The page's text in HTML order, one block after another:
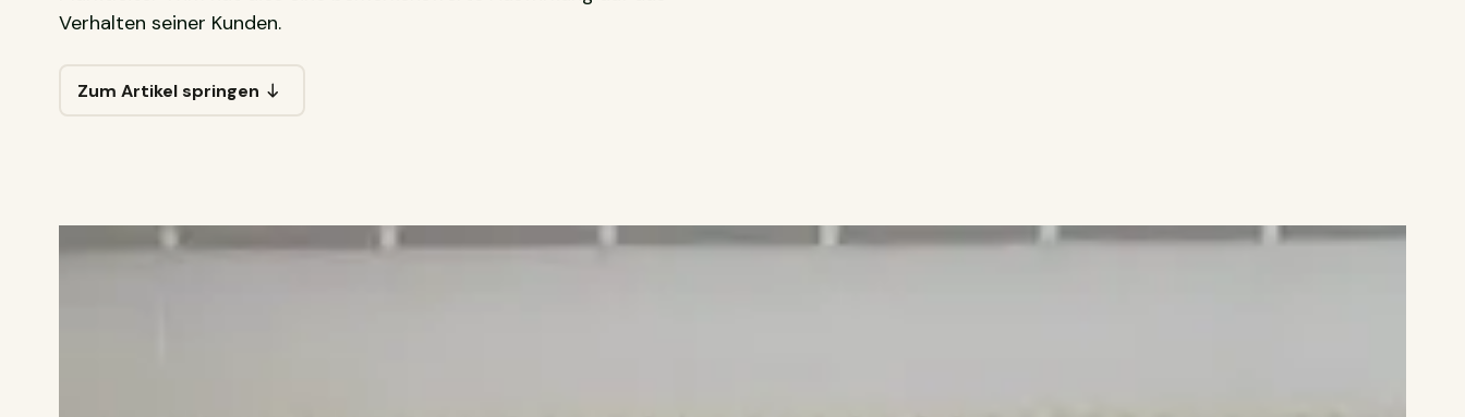
Verhalten seiner Kunden.
Zum Artikel springen